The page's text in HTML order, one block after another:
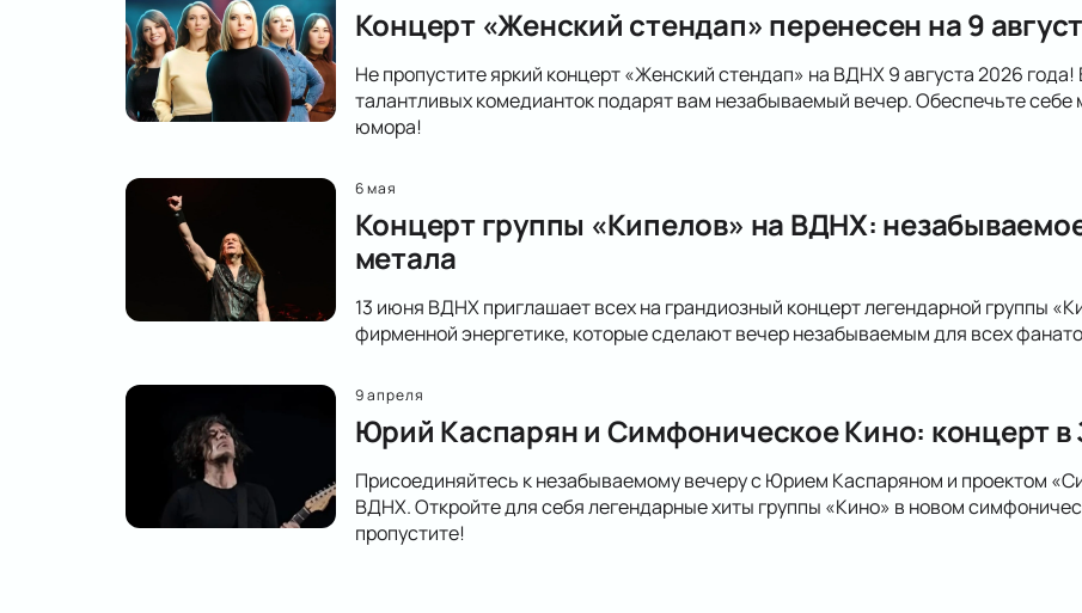
Концерт «Женский стендап» перенесен на 9
Не пропустите яркий концерт «Женский стендап» на ВДНХ 9 августа 2026
талантливых комедианток подарят вам незабываемый вечер. Обеспечьте себе
юмора!
6 мая
Концерт группы «Кипелов» на ВДНХ:
метала
13 июня ВДНХ приглашает всех на грандиозный концерт легендарной группы
фирменной энергетике, которые сделают вечер незабываемым для всех
9 апреля
Юрий Каспарян и Симфоническое Кино: концерт
Присоединяйтесь к незабываемому вечеру с Юрием Каспаряном и проектом
ВДНХ. Откройте для себя легендарные хиты группы «Кино» в новом
пропустите!